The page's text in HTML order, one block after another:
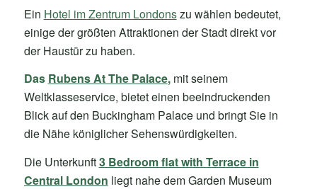
Ein Hotel im Zentrum Londonszu wählen bedeutet,
einige der größten Attraktionen der Stadt direkt vor
der Haustür zu haben.
Das Rubens At The Palace,mit seinem
Weltklasseservice, bietet einen beeindruckenden
Blick auf den Buckingham Palace und bringt Sie in
die Nähe königlicher Sehenswürdigkeiten.
Die Unterkunft3 Bedroom flat with Terrace in
Central London liegt nahe dem Garden Museum